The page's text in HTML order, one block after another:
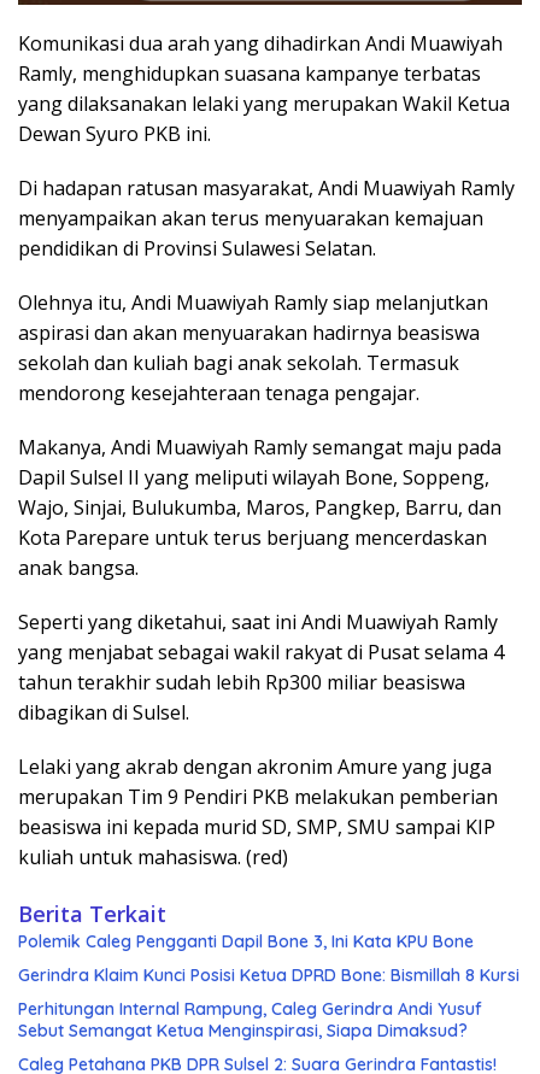
Komunikasi dua arah yang dihadirkan Andi Muawiyah
Ramly, menghidupkan suasana kampanye terbatas
yang dilaksanakan lelaki yang merupakan Wakil Ketua
Dewan Syuro PKB ini.
Di hadapan ratusan masyarakat, Andi Muawiyah Ramly
menyampaikan akan terus menyuarakan kemajuan
pendidikan di Provinsi Sulawesi Selatan.
Olehnya itu, Andi Muawiyah Ramly siap melanjutkan
aspirasi dan akan menyuarakan hadirnya beasiswa
sekolah dan kuliah bagi anak sekolah. Termasuk
mendorong kesejahteraan tenaga pengajar.
Makanya, Andi Muawiyah Ramly semangat maju pada
Dapil Sulsel II yang meliputi wilayah Bone, Soppeng,
Wajo, Sinjai, Bulukumba, Maros, Pangkep, Barru, dan
Kota Parepare untuk terus berjuang mencerdaskan
anak bangsa.
Seperti yang diketahui, saat ini Andi Muawiyah Ramly
yang menjabat sebagai wakil rakyat di Pusat selama 4
tahun terakhir sudah lebih Rp300 miliar beasiswa
dibagikan di Sulsel.
Lelaki yang akrab dengan akronim Amure yang juga
merupakan Tim 9 Pendiri PKB melakukan pemberian
beasiswa ini kepada murid SD, SMP, SMU sampai KIP
kuliah untuk mahasiswa. (red)
Berita Terkait
Polemik Caleg Pengganti Dapil Bone 3, Ini Kata KPU Bone
Gerindra Klaim Kunci Posisi Ketua DPRD Bone: Bismillah 8 Kursi
Perhitungan Internal Rampung, Caleg Gerindra Andi Yusuf
Sebut Semangat Ketua Menginspirasi, Siapa Dimaksud?
Caleg Petahana PKB DPR Sulsel 2: Suara Gerindra Fantastis!